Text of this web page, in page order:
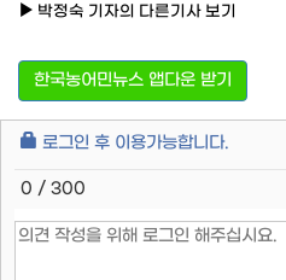
박정숙 기자의 다른기사 보기
한국농어민뉴스 앱다운 받기
로그인 후 이용가능합니다.
0 / 300